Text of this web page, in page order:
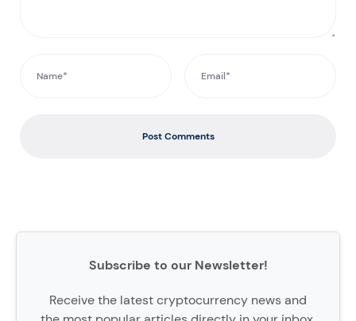
Post Comments
Subscribe to our Newsletter!
Receive the latest cryptocurrency news and